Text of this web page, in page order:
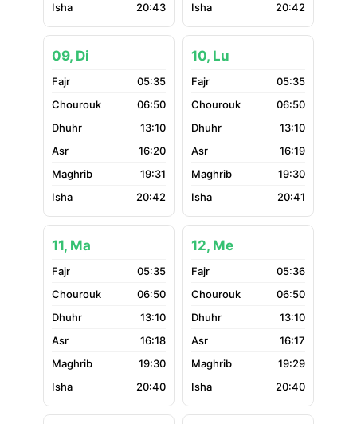
20:43
20:42
09, Di
05:35
06:50
13:10
16:20
19:31
20:42
10, Lu
05:35
06:50
13:10
16:19
19:30
20:41
11, Ma
05:35
06:50
13:10
16:18
19:30
20:40
12, Me
05:36
06:50
13:10
16:17
19:29
20:40